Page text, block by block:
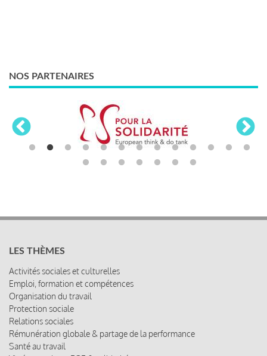
NOS PARTENAIRES
LES THÈMES
Activités sociales et culturelles
Emploi, formation et compétences
Organisation du travail
Protection sociale
Relations sociales
Rémunération globale & partage de la performance
Santé au travail